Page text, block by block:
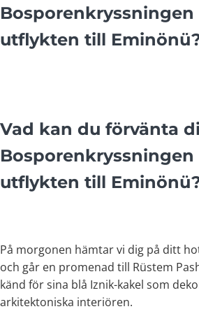
Bosporenkryssningen
utflykten till
Vad kan du förvänta
Bosporenkryssningen
utflykten till
På morgonen hämtar vi dig på ditt
och går en promenad till Rüstem
känd för sina blå Iznik-kakel som
arkitektoniska interiören.